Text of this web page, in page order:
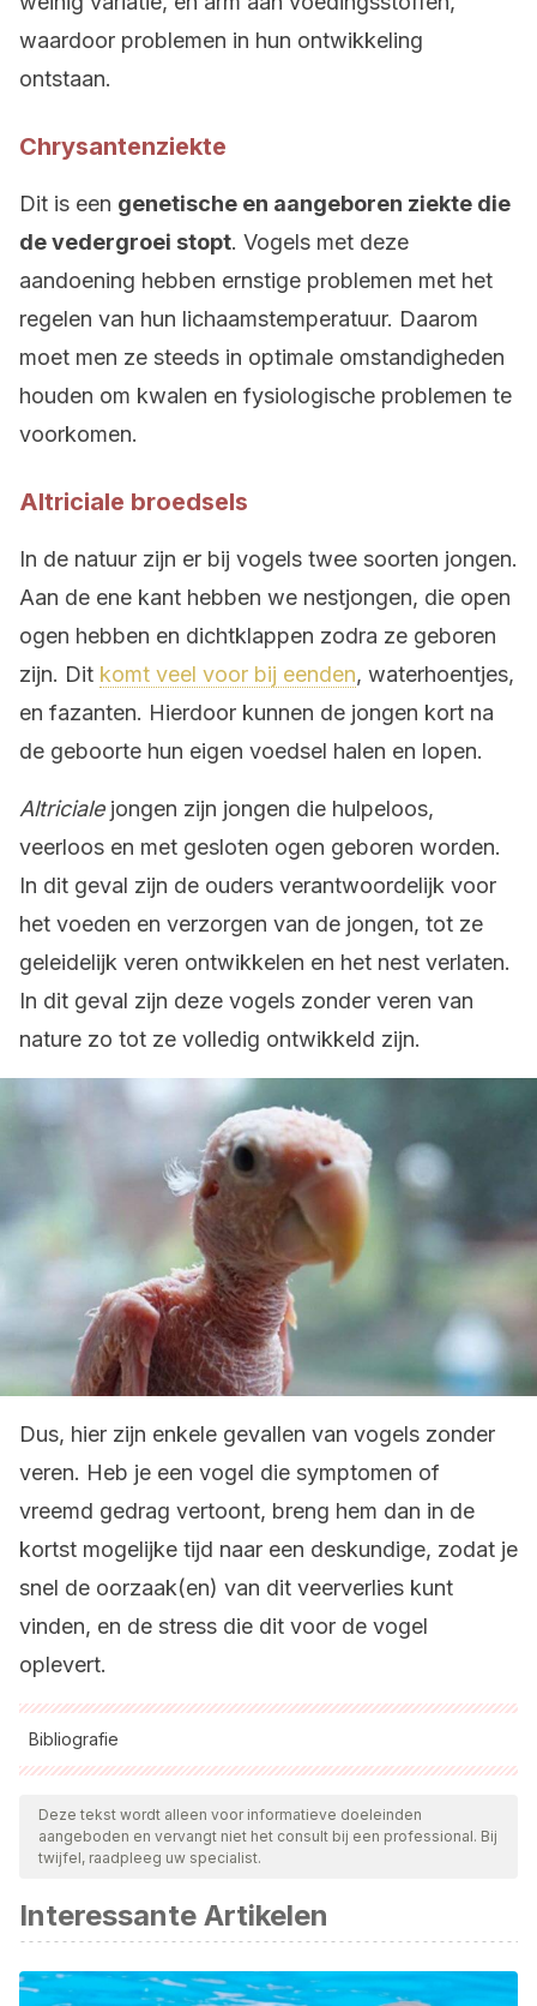
waardoor problemen in hun ontwikkeling
ontstaan.
Chrysantenziekte
Dit is een genetische en aangeboren ziekte die
de vedergroei stopt. Vogels met deze
aandoening hebben ernstige problemen met het
regelen van hun lichaamstemperatuur. Daarom
moet men ze steeds in optimale omstandigheden
houden om kwalen en fysiologische problemen te
voorkomen.
Altriciale broedsels
In de natuur zijn er bij vogels twee soorten jongen.
Aan de ene kant hebben we nestjongen, die open
ogen hebben en dichtklappen zodra ze geboren
zijn. Dit komt veel voor bij eenden, waterhoentjes,
en fazanten. Hierdoor kunnen de jongen kort na
de geboorte hun eigen voedsel halen en lopen.
Altricialejongen zijn jongen die hulpeloos,
veerloos en met gesloten ogen geboren worden.
In dit geval zijn de ouders verantwoordelijk voor
het voeden en verzorgen van de jongen, tot ze
geleidelijk veren ontwikkelen en het nest verlaten.
In dit geval zijn deze vogels zonder veren van
nature zo tot ze volledig ontwikkeld zijn.
Dus, hier zijn enkele gevallen van vogels zonder
veren. Heb je een vogel die symptomen of
vreemd gedrag vertoont, breng hem dan in de
kortst mogelijke tijd naar een deskundige, zodat je
snel de oorzaak(en) van dit veerverlies kunt
vinden, en de stress die dit voor de vogel
oplevert.
Bibliografie
Alle aangehaalde bronnen zijn grondig gecontroleerd door
ons team om hun kwaliteit, betrouwbaarheid, actualiteit en
geldigheid te waarborgen. De bibliografie van dit artikel werd
Senar, J. C., & Guallar, S. (2004).Mucho más que
plumas(Vol. 2). Barcelona: Institut de Cultura de Barcelona.
Información obtenida el día 08/07/2021 en el siguiente
Deze tekst wordt alleen voor informatieve doeleinden
aangeboden en vervangt niet het consult bij een professional. Bij
twijfel, raadpleeg uw specialist.
Interessante Artikelen